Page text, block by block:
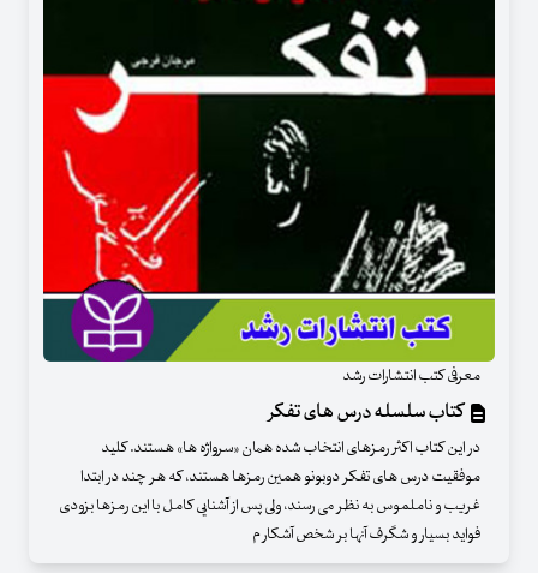
معرفی کتب انتشارات رشد
کتاب سلسله درس های تفکر
در این کتاب اکثر رمزهای انتخاب شده همان «سرواژه ها» هستند. کلید
موفقیت درس های تفکر دوبونو همین رمزها هستند، که هر چند در ابتدا
غریب و ناملموس به نظر می رسند، ولی پس از آشنایی کامل با این رمزها بزودی
فواید بسیار و شگرف آنها بر شخص آشکار م